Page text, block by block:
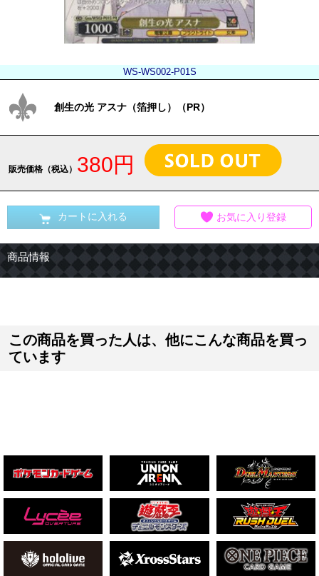
WS-WS002-P01S
創生の光 アスナ（箔押し）（PR）
販売価格（税込） 380円
カートに入れる お気に入り登録
商品情報
この商品を買った人は、他にこんな商品を買っ
ています